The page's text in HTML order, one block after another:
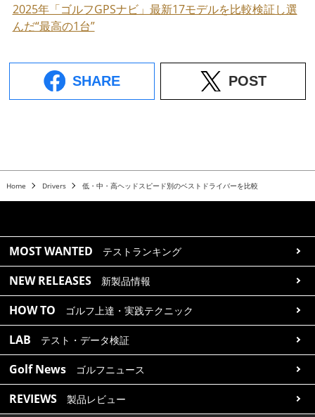
2025年「ゴルフGPSナビ」最新17モデルを比較検証し選
んだ“最高の1台”
SHARE POST
Home Drivers 低・中・高ヘッドスピード別のベストドライバーを比較
MOST WANTED テストランキング
NEW RELEASES 新製品情報
HOW TO ゴルフ上達・実践テクニック
LAB テスト・データ検証
Golf News ゴルフニュース
REVIEWS 製品レビュー